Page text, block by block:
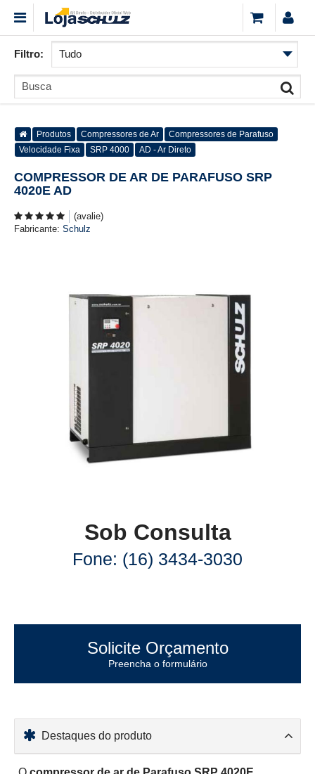
Filtro:
Produtos Compressores de Ar
Compressores de Parafuso
Velocidade Fixa
SRP 4000 AD - Ar Direto
COMPRESSOR DE AR DE PARAFUSO SRP
4020E AD
(avalie)
Fabricante: Schulz
Sob Consulta
Fone: (16) 3434-3030
Solicite Orçamento
Preencha o formulário
Destaques do produto